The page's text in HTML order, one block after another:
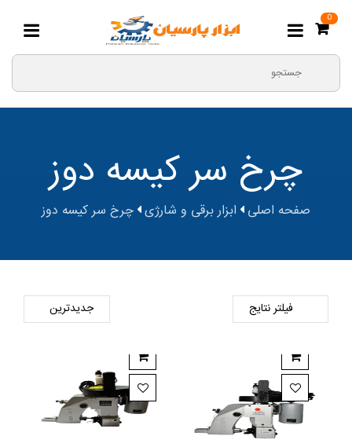
0
چرخ سر کیسه دوز
صفحه اصلی ابزار برقی و شارژی چرخ سر کیسه دوز
فیلتر نتایج